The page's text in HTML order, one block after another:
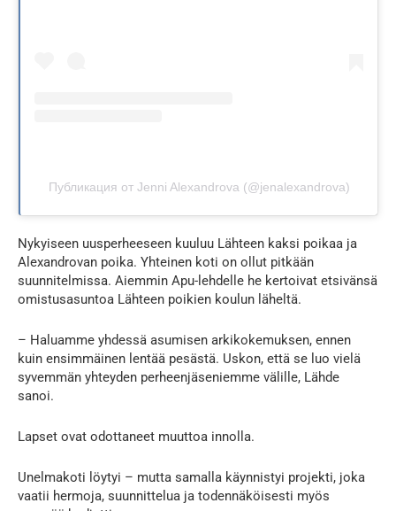
Публикация от Jenni Alexandrova (@jenalexandrova)
Nykyiseen uusperheeseen kuuluu Lähteen kaksi poikaa ja
Alexandrovan poika. Yhteinen koti on ollut pitkään
suunnitelmissa. Aiemmin Apu-lehdelle he kertoivat etsivänsä
omistusasuntoa Lähteen poikien koulun läheltä.
– Haluamme yhdessä asumisen arkikokemuksen, ennen
kuin ensimmäinen lentää pesästä. Uskon, että se luo vielä
syvemmän yhteyden perheenjäseniemme välille, Lähde
sanoi.
Lapset ovat odottaneet muuttoa innolla.
Unelmakoti löytyi – mutta samalla käynnistyi projekti, joka
vaatii hermoja, suunnittelua ja todennäköisesti myös